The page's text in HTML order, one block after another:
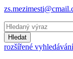
Hledat
rozšířené vyhledávání